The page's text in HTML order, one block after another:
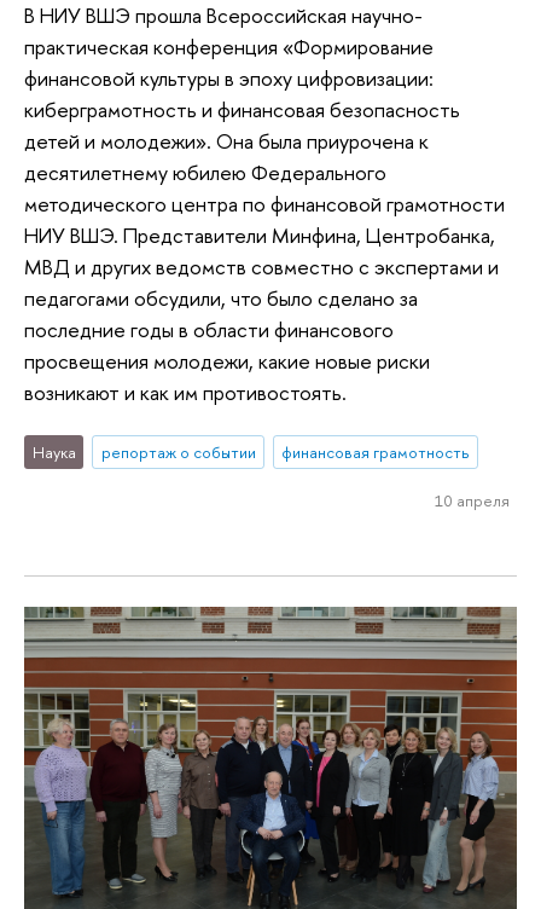
В НИУ ВШЭ прошла Всероссийская научно-
практическая конференция «Формирование
финансовой культуры в эпоху цифровизации:
киберграмотность и финансовая безопасность
детей и молодежи». Она была приурочена к
десятилетнему юбилею Федерального
методического центра по финансовой грамотности
НИУ ВШЭ. Представители Минфина, Центробанка,
МВД и других ведомств совместно с экспертами и
педагогами обсудили, что было сделано за
последние годы в области финансового
просвещения молодежи, какие новые риски
возникают и как им противостоять.
Наука репортаж о событии финансовая грамотность
10 апреля